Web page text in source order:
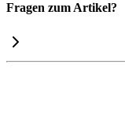
Fragen zum Artikel?